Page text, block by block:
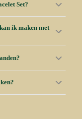
Set?
ik maken met